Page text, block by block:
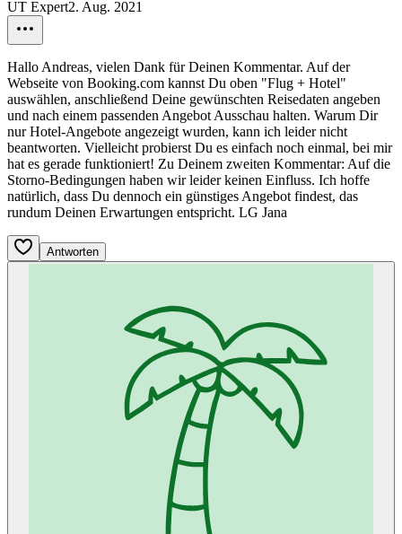
UT Expert2. Aug. 2021
Hallo Andreas, vielen Dank für Deinen Kommentar. Auf der
Webseite von Booking.com kannst Du oben "Flug + Hotel"
auswählen, anschließend Deine gewünschten Reisedaten angeben
und nach einem passenden Angebot Ausschau halten. Warum Dir
nur Hotel-Angebote angezeigt wurden, kann ich leider nicht
beantworten. Vielleicht probierst Du es einfach noch einmal, bei mir
hat es gerade funktioniert! Zu Deinem zweiten Kommentar: Auf die
Storno-Bedingungen haben wir leider keinen Einfluss. Ich hoffe
natürlich, dass Du dennoch ein günstiges Angebot findest, das
rundum Deinen Erwartungen entspricht. LG Jana
Antworten